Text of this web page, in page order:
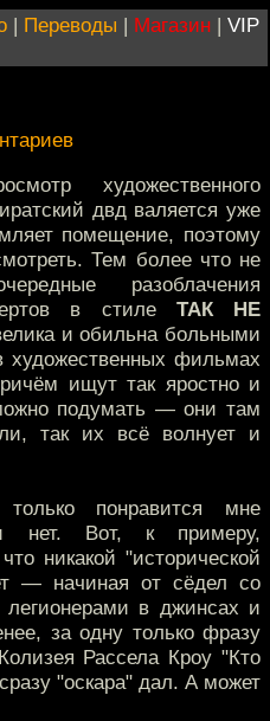
| Переводы | Магазин | VIP
художественного
двд валяется уже
помещение, поэтому
Тем более что не
разоблачения
в стиле ТАК НЕ
и обильна больными
художественных фильмах
ищут так яростно и
подумать — они там
так их всё волнует и
понравится мне
нет. Вот, к примеру,
никакой "исторической
— начиная от сёдел со
легионерами в джинсах и
за одну только фразу
Рассела Кроу "Кто
"оскара" дал. А может